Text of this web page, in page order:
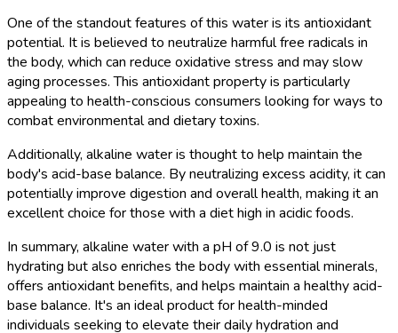
One of the standout features of this water is its antioxidant
potential. It is believed to neutralize harmful free radicals in
the body, which can reduce oxidative stress and may slow
aging processes. This antioxidant property is particularly
appealing to health-conscious consumers looking for ways to
combat environmental and dietary toxins.
Additionally, alkaline water is thought to help maintain the
body's acid-base balance. By neutralizing excess acidity, it can
potentially improve digestion and overall health, making it an
excellent choice for those with a diet high in acidic foods.
In summary, alkaline water with a pH of 9.0 is not just
hydrating but also enriches the body with essential minerals,
offers antioxidant benefits, and helps maintain a healthy acid-
base balance. It's an ideal product for health-minded
individuals seeking to elevate their daily hydration and